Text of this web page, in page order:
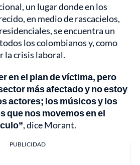
un lugar donde en los
en medio de rascacielos,
se encuentra un
los colombianos y, como
la crisis laboral.
en el plan de víctima, pero
más afectado y no estoy
actores; los músicos y los
que nos movemos en el
, dice Morant.
PUBLICIDAD